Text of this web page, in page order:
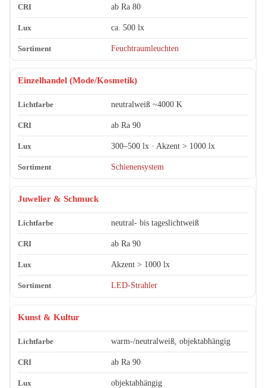
ab Ra 80
ca. 500 lx
Feuchtraumleuchten
Einzelhandel (Mode/Kosmetik)
neutralweiß ~4000 K
ab Ra 90
300–500 lx · Akzent > 1000 lx
Schienensystem
Juwelier & Schmuck
neutral- bis tageslichtweiß
ab Ra 90
Akzent > 1000 lx
LED-Strahler
Kunst & Kultur
warm-/neutralweiß, objektabhängig
ab Ra 90
objektabhängig